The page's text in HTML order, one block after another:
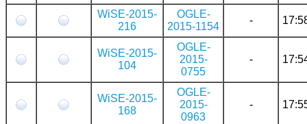
WiSE-2015-
216
OGLE-
2015-1154
-
WiSE-2015-
104
OGLE-
2015-
0755
-
WiSE-2015-
168
OGLE-
2015-
0963
-